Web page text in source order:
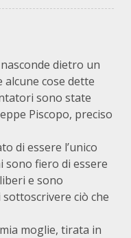
dietro un
alcune cose dette
sono state
Piscopo, preciso
di essere l’unico
sono fiero di essere
e sono
ciò che
moglie, tirata in